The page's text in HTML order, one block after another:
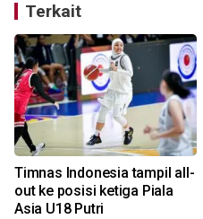
Terkait
Timnas Indonesia tampil all-
out ke posisi ketiga Piala
Asia U18 Putri